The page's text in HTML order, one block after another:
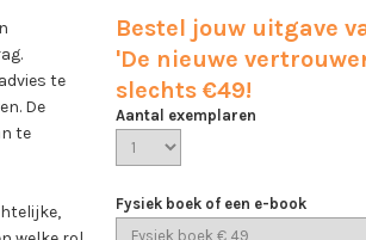
Bestel jouw uitgave
'De nieuwe
slechts €49!
Aantal exemplaren
Fysiek boek of een e-book
te
De
te